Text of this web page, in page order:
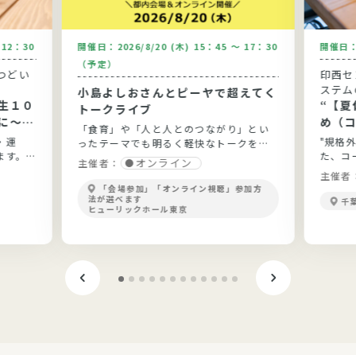
：30
どい
１０
～健
践
運
す。
開催日： 2026/8/20 (木) 15：45 ～ 17：30
（予定）
小島よしおさんとピーヤで超えてく
トークライブ
「食育」や「人と人とのつながり」とい
ったテーマでも明るく軽快なトークを展
開！
主催者： オンライン
「会場参加」「オンライン視聴」参加方
法が選べます
ヒューリックホール東京
開催日
印西
ステ
“【夏
め（
う”
"規格
た、コ
主催者
千